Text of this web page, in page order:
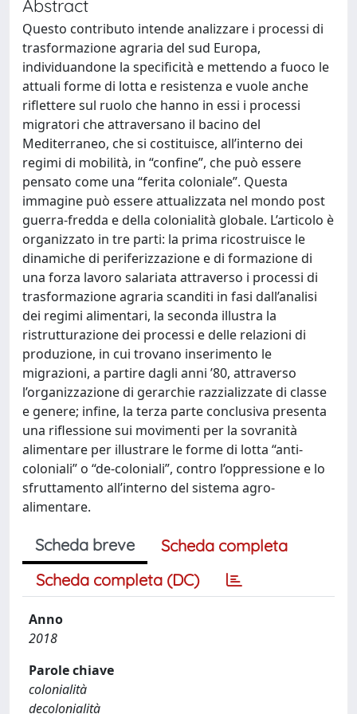
Abstract
Questo contributo intende analizzare i processi di
trasformazione agraria del sud Europa,
individuandone la specificità e mettendo a fuoco le
attuali forme di lotta e resistenza e vuole anche
riflettere sul ruolo che hanno in essi i processi
migratori che attraversano il bacino del
Mediterraneo, che si costituisce, all’interno dei
regimi di mobilità, in “confine”, che può essere
pensato come una “ferita coloniale”. Questa
immagine può essere attualizzata nel mondo post
guerra-fredda e della colonialità globale. L’articolo è
organizzato in tre parti: la prima ricostruisce le
dinamiche di periferizzazione e di formazione di
una forza lavoro salariata attraverso i processi di
trasformazione agraria scanditi in fasi dall’analisi
dei regimi alimentari, la seconda illustra la
ristrutturazione dei processi e delle relazioni di
produzione, in cui trovano inserimento le
migrazioni, a partire dagli anni ’80, attraverso
l’organizzazione di gerarchie razzializzate di classe
e genere; infine, la terza parte conclusiva presenta
una riflessione sui movimenti per la sovranità
alimentare per illustrare le forme di lotta “anti-
coloniali” o “de-coloniali”, contro l’oppressione e lo
sfruttamento all’interno del sistema agro-
alimentare.
Scheda breve
Scheda completa
Scheda completa (DC)
Anno
2018
Parole chiave
colonialità
decolonialità